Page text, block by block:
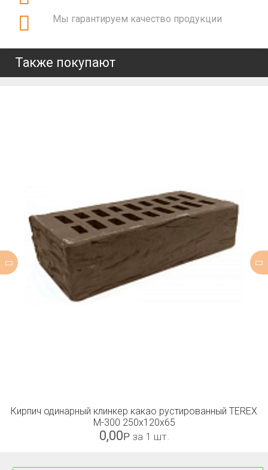
Мы гарантируем качество продукции
Также покупают
Кирпич одинарный клинкер какао рустированный TEREX
М-300 250x120x65
0,00Р за 1 шт.